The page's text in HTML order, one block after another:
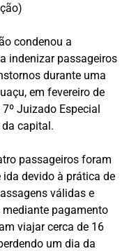
condenou a
indenizar passageiros
durante uma
em fevereiro de
Juizado Especial
da capital.
passageiros foram
devido à prática de
válidas e
pagamento
viajar cerca de 16
um dia da